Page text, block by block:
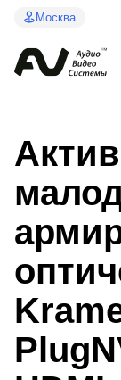
Москва